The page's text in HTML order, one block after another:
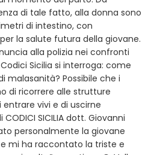
di tale fatto, alla donna sono
di intestino, con
la salute futura della giovane.
alla polizia nei confronti
Sicilia si interroga: come
malasanità? Possibile che i
di ricorrere alle strutture
vivi e di uscirne
SICILIA dott. Giovanni
personalmente la giovane
mi ha raccontato la triste e